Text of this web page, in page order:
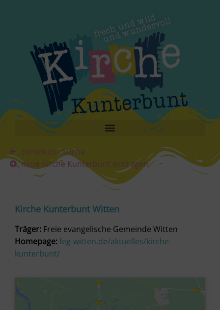
zurück zur Suche
neue Kirche Kunterbunt eintragen
Kirche Kunterbunt Witten
Träger: Freie evangelische Gemeinde Witten
Homepage:feg-witten.de/aktuelles/kirche-
kunterbunt/